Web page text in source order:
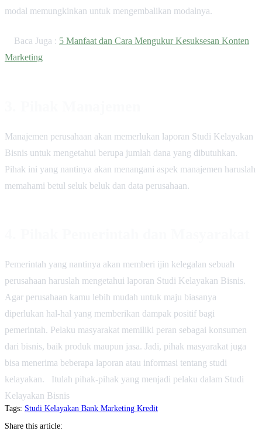
modal memungkinkan untuk mengembalikan modalnya.
Baca Juga : 5 Manfaat dan Cara Mengukur Kesuksesan Konten
Marketing
Manajemen perusahaan akan memerlukan laporan Studi Kelayakan
Bisnis untuk mengetahui berupa jumlah dana yang dibutuhkan.
Pihak ini yang nantinya akan menangani aspek manajemen haruslah
memahami betul seluk beluk dan data perusahaan.
Pemerintah yang nantinya akan memberi ijin kelegalan sebuah
perusahaan haruslah mengetahui laporan Studi Kelayakan Bisnis.
Agar perusahaan kamu lebih mudah untuk maju biasanya
diperlukan hal-hal yang memberikan dampak positif bagi
pemerintah. Pelaku masyarakat memiliki peran sebagai konsumen
dari bisnis, baik produk maupun jasa. Jadi, pihak masyarakat juga
bisa menerima beberapa laporan atau informasi tentang studi
kelayakan. Itulah pihak-pihak yang menjadi pelaku dalam Studi
Kelayakan Bisnis
Tags: Studi Kelayakan Bank Marketing Kredit
Share this article: